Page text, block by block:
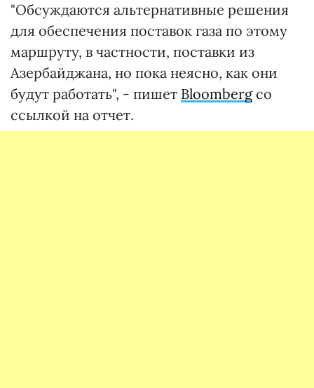
"Обсуждаются альтернативные решения
для обеспечения поставок газа по этому
маршруту, в частности, поставки из
Азербайджана, но пока неясно, как они
будут работать", - пишет Bloombergсо
ссылкой на отчет.